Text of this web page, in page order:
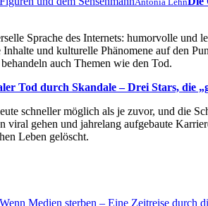
Sprache des Internets: humorvolle
und kulturelle Phänomene auf den
auch Themen wie den Tod.
Tod durch Skandale – Drei Stars, die
schneller möglich als je zuvor, und die
viral gehen und jahrelang aufgebaute
Leben gelöscht.
Wenn Medien sterben – Eine Zeitreise durch